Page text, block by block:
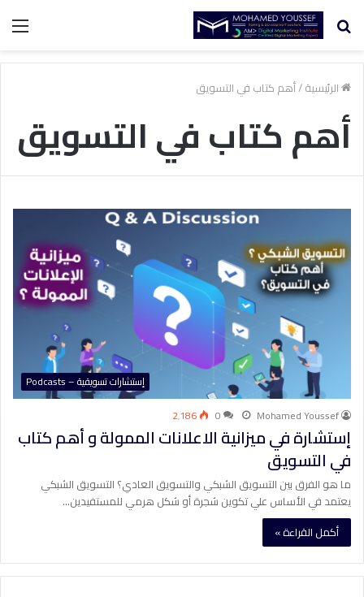
بحث
الرئيسية/أهم كتاب في التسويق
أهم كتاب في التسويق
إستشارات تسويقية – Podcasts
Mohamed Youssef
0 2٬186
إستشارة في ميزانية الاعلانات الممولة و أهم كتاب
في التسويق
ما هو الفرق بين التسويق الشبكي والتسويق العادي؟ التسويق الشبكي
يعتمد في الأساس علي تكوين شجرة أو شكل هرمي للمستفيدين…
أكمل القراءة »